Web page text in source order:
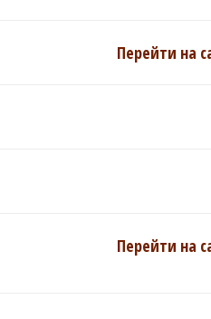
Перейти на
Перейти на